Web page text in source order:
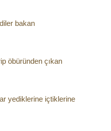
bakan
öbüründen çıkan
yediklerine içtiklerine